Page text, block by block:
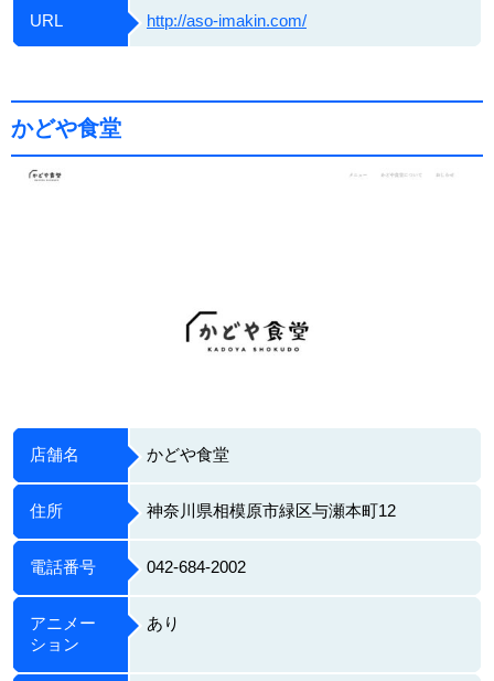
URL http://aso-imakin.com/
かどや食堂
店舗名 かどや食堂
住所 神奈川県相模原市緑区与瀬本町12
電話番号 042-684-2002
アニメー
ション
あり